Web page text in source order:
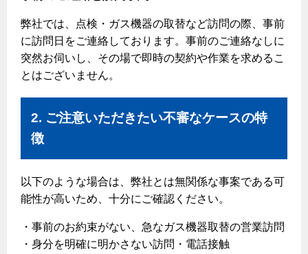
ガスメーターの役割と安全機能
古くなったガス管の交換のおすすめ
長期使用製品安全点検制度について
換気と給排気設備の注意点
保安体制
保安体制について
ガス温水床暖房・ルームヒーター
弊社では、点検・ガス機器の取替など訪問の際、事前
に訪問日をご連絡しております。事前のご連絡なしに
突然お伺いし、その場で即時の契約や作業を求めるこ
とはございません。
2. ご注意いただきたい不審なケースの特
徴
以下のような場合は、弊社とは無関係な事案である可
能性が高いため、十分にご確認ください。
・事前のお約束がない、急なガス機器取替の営業訪問
・身分を明確に明かさない訪問・電話接触